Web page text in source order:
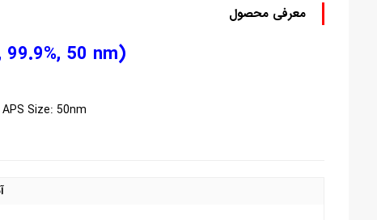
معرفی محصول
50 nm)
Size: 50nm